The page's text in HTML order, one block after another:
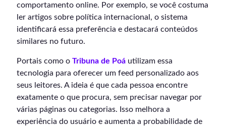
comportamento online. Por exemplo, se você costuma
ler artigos sobre política internacional, o sistema
identificará essa preferência e destacará conteúdos
similares no futuro.
Portais como o Tribuna de Poá utilizam essa
tecnologia para oferecer um feed personalizado aos
seus leitores. A ideia é que cada pessoa encontre
exatamente o que procura, sem precisar navegar por
várias páginas ou categorias. Isso melhora a
experiência do usuário e aumenta a probabilidade de